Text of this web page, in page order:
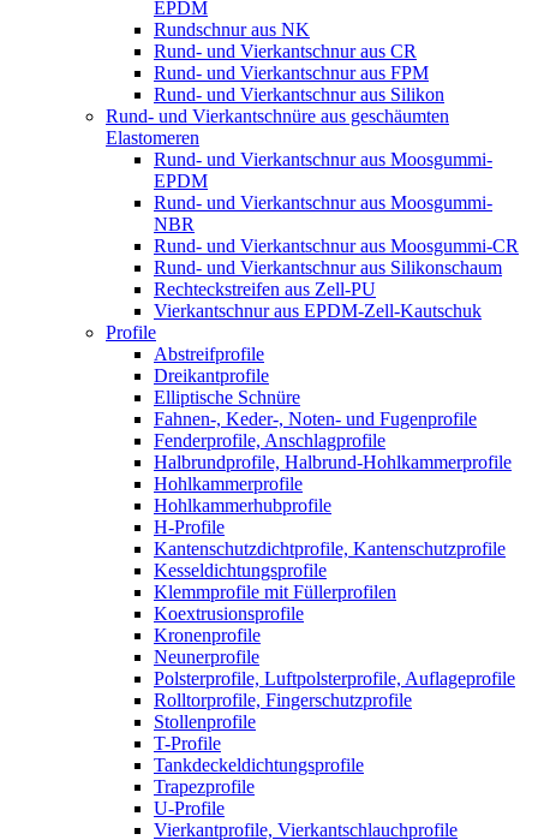
EPDM
Rundschnur aus NK
Rund- und Vierkantschnur aus CR
Rund- und Vierkantschnur aus FPM
Rund- und Vierkantschnur aus Silikon
Rund- und Vierkantschnüre aus geschäumten
Elastomeren
Rund- und Vierkantschnur aus Moosgummi-
EPDM
Rund- und Vierkantschnur aus Moosgummi-
NBR
Rund- und Vierkantschnur aus Moosgummi-CR
Rund- und Vierkantschnur aus Silikonschaum
Rechteckstreifen aus Zell-PU
Vierkantschnur aus EPDM-Zell-Kautschuk
Profile
Abstreifprofile
Dreikantprofile
Elliptische Schnüre
Fahnen-, Keder-, Noten- und Fugenprofile
Fenderprofile, Anschlagprofile
Halbrundprofile, Halbrund-Hohlkammerprofile
Hohlkammerprofile
Hohlkammerhubprofile
H-Profile
Kantenschutzdichtprofile, Kantenschutzprofile
Kesseldichtungsprofile
Klemmprofile mit Füllerprofilen
Koextrusionsprofile
Kronenprofile
Neunerprofile
Polsterprofile, Luftpolsterprofile, Auflageprofile
Rolltorprofile, Fingerschutzprofile
Stollenprofile
T-Profile
Tankdeckeldichtungsprofile
Trapezprofile
U-Profile
Vierkantprofile, Vierkantschlauchprofile